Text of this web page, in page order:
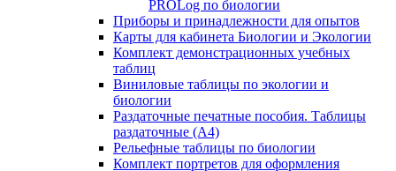
PROLog по биологии
Приборы и принадлежности для опытов
Карты для кабинета Биологии и Экологии
Комплект демонстрационных учебных
таблиц
Виниловые таблицы по экологии и
биологии
Раздаточные печатные пособия. Таблицы
раздаточные (А4)
Рельефные таблицы по биологии
Комплект портретов для оформления